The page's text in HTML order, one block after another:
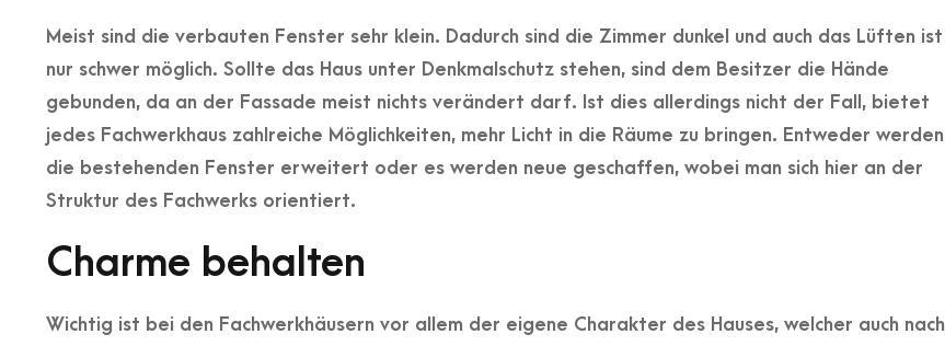
Meist sind die verbauten Fenster sehr klein. Dadurch sind die Zimmer dunkel und auch das Lüften ist
nur schwer möglich. Sollte das Haus unter Denkmalschutz stehen, sind dem Besitzer die Hände
gebunden, da an der Fassade meist nichts verändert darf. Ist dies allerdings nicht der Fall, bietet
jedes Fachwerkhaus zahlreiche Möglichkeiten, mehr Licht in die Räume zu bringen. Entweder werden
die bestehenden Fenster erweitert oder es werden neue geschaffen, wobei man sich hier an der
Struktur des Fachwerks orientiert.
Charme behalten
Wichtig ist bei den Fachwerkhäusern vor allem der eigene Charakter des Hauses, welcher auch nach